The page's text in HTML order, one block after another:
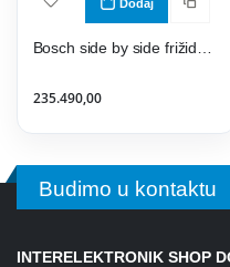
Dodaj
235.490,00
Budimo u kontaktu
INTERELEKTRONIK SHOP